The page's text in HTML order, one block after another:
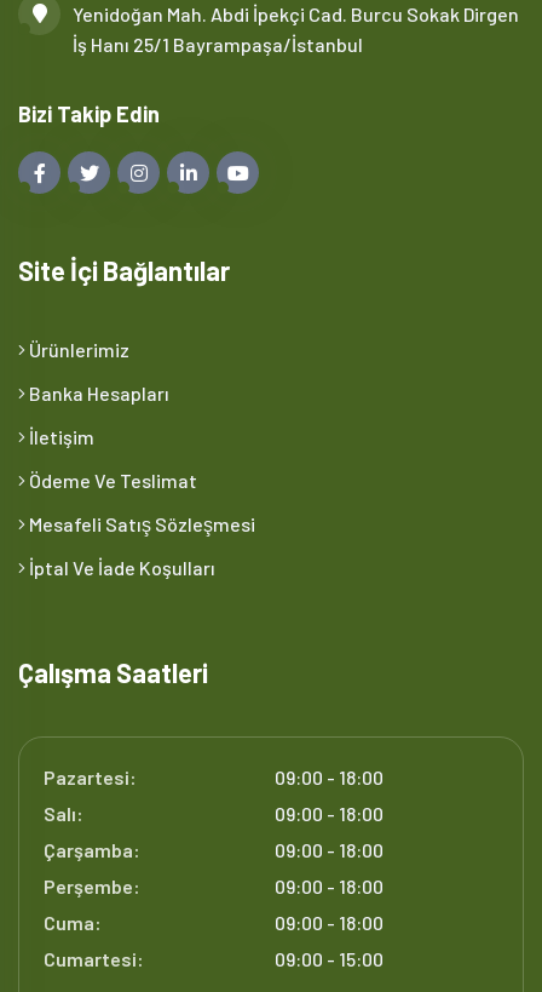
Yenidoğan Mah. Abdi İpekçi Cad. Burcu Sokak Dirgen
İş Hanı 25/1 Bayrampaşa/İstanbul
Bizi Takip Edin
Site İçi Bağlantılar
Ürünlerimiz
Banka Hesapları
İletişim
Ödeme Ve Teslimat
Mesafeli Satış Sözleşmesi
İptal Ve İade Koşulları
Çalışma Saatleri
Pazartesi:
09:00 - 18:00
Salı:
09:00 - 18:00
Çarşamba:
09:00 - 18:00
Perşembe:
09:00 - 18:00
Cuma:
09:00 - 18:00
Cumartesi:
09:00 - 15:00